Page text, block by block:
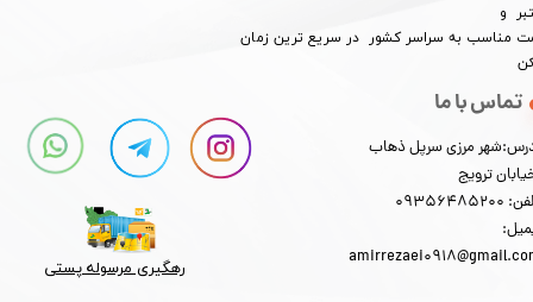
و
مناسب به سراسر کشور در سریع ترین زمان
تماس با ما
مرزی سرپل ذهاب
ترویج
رهگیری مرسوله پستی​​​​​​​